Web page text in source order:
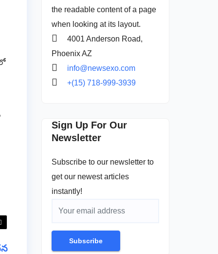
the readable content of a page
when looking at its layout.
4001 Anderson Road,
Phoenix AZ
info@newsexo.com
+(15) 718-999-3939
Sign Up For Our
Newsletter
Subscribe to our newsletter to
get our newest articles
instantly!
Subscribe